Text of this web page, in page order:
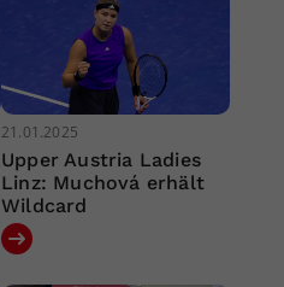
21.01.2025
Upper Austria Ladies
Linz: Muchová erhält
Wildcard